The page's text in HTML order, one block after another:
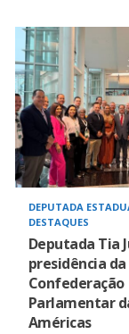
DEPUTADA
DESTAQUES
Deputada Tia
presidência da
Confederação
Parlamentar
Américas